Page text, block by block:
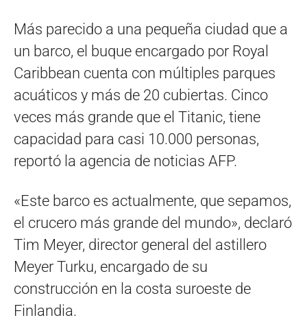
Más parecido a una pequeña ciudad que a
un barco, el buque encargado por Royal
Caribbean cuenta con múltiples parques
acuáticos y más de 20 cubiertas. Cinco
veces más grande que el Titanic, tiene
capacidad para casi 10.000 personas,
reportó la agencia de noticias AFP.
«Este barco es actualmente, que sepamos,
el crucero más grande del mundo», declaró
Tim Meyer, director general del astillero
Meyer Turku, encargado de su
construcción en la costa suroeste de
Finlandia.